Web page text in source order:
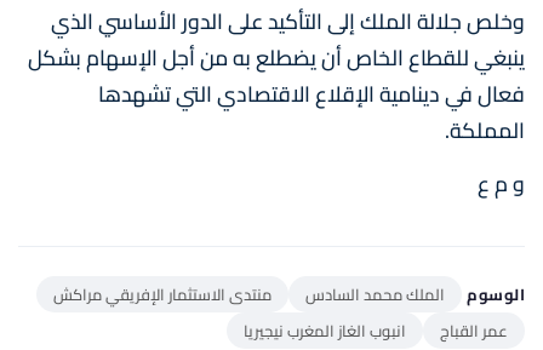
وخلص جلالة الملك إلى التأكيد على الدور الأساسي الذي
ينبغي للقطاع الخاص أن يضطلع به من أجل الإسهام بشكل
فعال في دينامية الإقلاع الاقتصادي التي تشهدها
المملكة.
و م ع
الوسوم الملك محمد السادس
منتدى الاستثمار الإفريقي مراكش
عمر القباج
انبوب الغاز المغرب نيجيريا